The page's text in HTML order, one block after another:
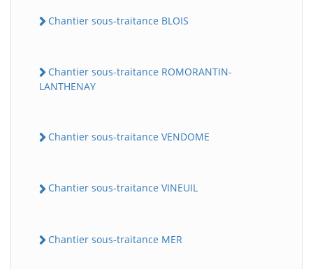
Chantier sous-traitance BLOIS
Chantier sous-traitance ROMORANTIN-
LANTHENAY
Chantier sous-traitance VENDOME
Chantier sous-traitance VINEUIL
Chantier sous-traitance MER